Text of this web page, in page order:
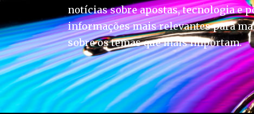
notícias sobre apostas, tecnologia e
informações mais relevantes para
sobre os temas que mais importam.